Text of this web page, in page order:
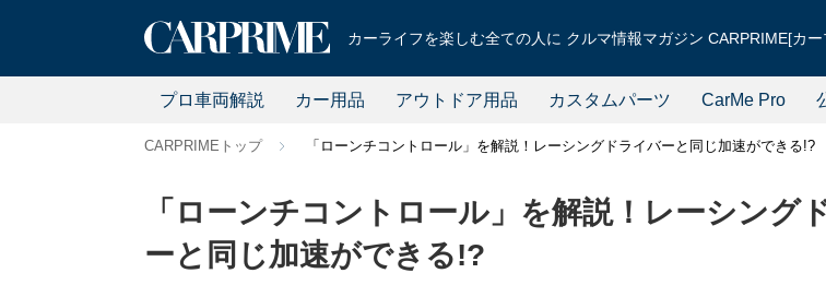
カーライフを楽しむ全ての人に クルマ情報マガジン CARPRIME[カ
プロ車両解説 カー用品 アウトドア用品 カスタムパーツ CarMe Pro
CARPRIMEトップ 「ローンチコントロール」を解説！レーシングドライバーと同じ加速ができる!?
「ローンチコントロール」を解説！レーシング
ーと同じ加速ができる!?